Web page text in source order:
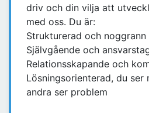
driv och din vilja att
med oss. Du är:
Strukturerad och noggrann
Självgående och
Relationsskapande och
Lösningsorienterad, du ser
andra ser problem